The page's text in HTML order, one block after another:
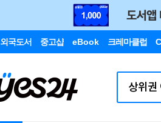
외국도서 중고샵 eBook 크레마클럽